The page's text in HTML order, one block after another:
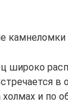
камнеломки
широко
холмах и по